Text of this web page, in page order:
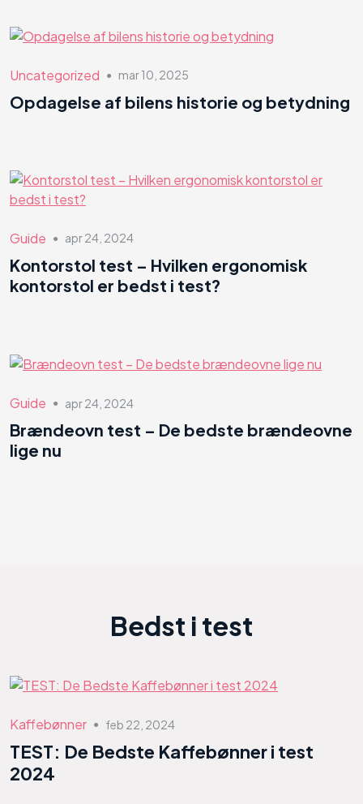
Uncategorized ● mar 10, 2025
Opdagelse af bilens historie og betydning
Guide ● apr 24, 2024
Kontorstol test – Hvilken ergonomisk
kontorstol er bedst i test?
Guide ● apr 24, 2024
Brændeovn test – De bedste brændeovne
lige nu
Bedst i test
Kaffebønner ● feb 22, 2024
TEST: De Bedste Kaffebønner i test
2024